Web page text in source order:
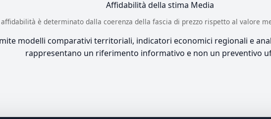
Affidabilità della stima Media
è determinato dalla coerenza della fascia di prezzo rispetto al valore
modelli comparativi territoriali, indicatori economici regionali e
rappresentano un riferimento informativo e non un preventivo